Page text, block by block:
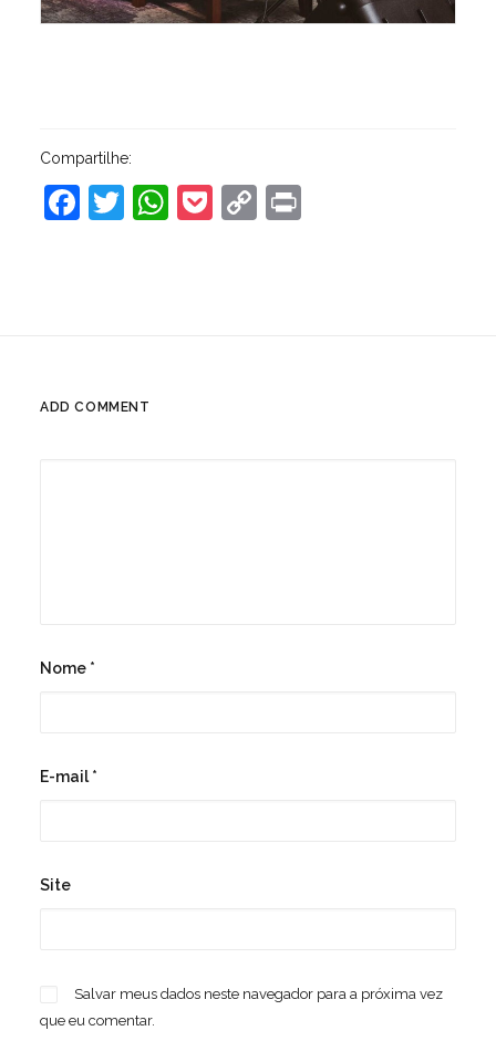
Compartilhe:
Facebook
Twitter
WhatsApp
Pocket
Copy
ADD COMMENT
Nome *
E-mail*
Site
Salvar meus dados neste navegador para a próxima vez
que eu comentar.